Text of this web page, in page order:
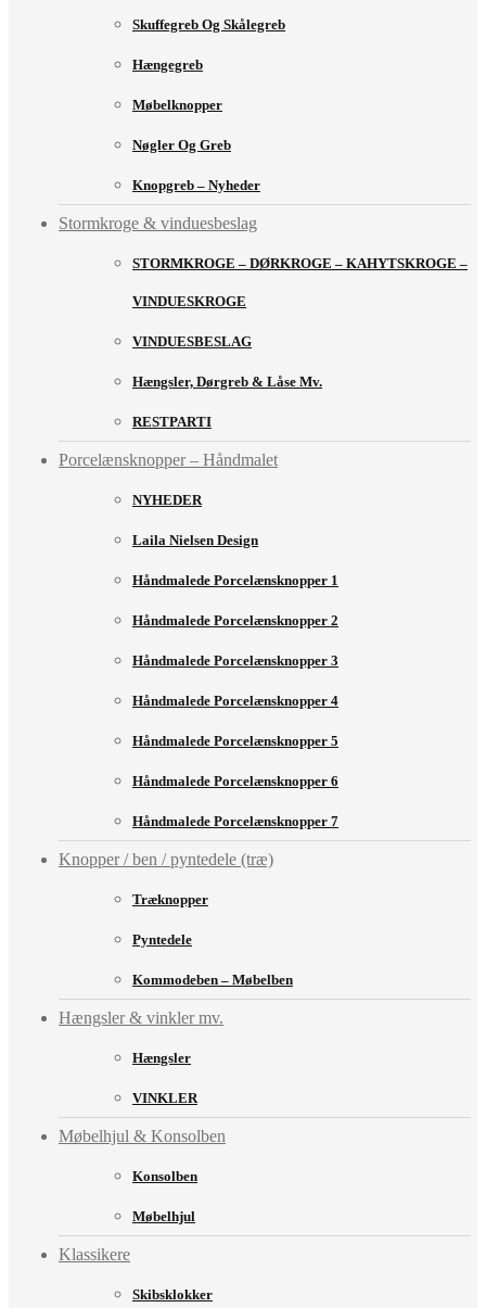
Skuffegreb Og Skålegreb
Hængegreb
Møbelknopper
Nøgler Og Greb
Knopgreb – Nyheder
Stormkroge & vinduesbeslag
STORMKROGE – DØRKROGE – KAHYTSKROGE –
VINDUESKROGE
VINDUESBESLAG
Hængsler, Dørgreb & Låse Mv.
RESTPARTI
Porcelænsknopper – Håndmalet
NYHEDER
Laila Nielsen Design
Håndmalede Porcelænsknopper 1
Håndmalede Porcelænsknopper 2
Håndmalede Porcelænsknopper 3
Håndmalede Porcelænsknopper 4
Håndmalede Porcelænsknopper 5
Håndmalede Porcelænsknopper 6
Håndmalede Porcelænsknopper 7
Knopper / ben / pyntedele (træ)
Træknopper
Pyntedele
Kommodeben – Møbelben
Hængsler & vinkler mv.
Hængsler
VINKLER
Møbelhjul & Konsolben
Konsolben
Møbelhjul
Klassikere
Skibsklokker